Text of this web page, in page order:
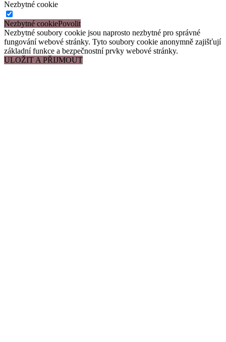
Nezbytné cookie
Nezbytné cookie
Nezbytné soubory cookie jsou naprosto nezbytné pro správné
fungování webové stránky. Tyto soubory cookie anonymně zajišťují
základní funkce a bezpečnostní prvky webové stránky.
ULOŽIT A PŘIJMOUT